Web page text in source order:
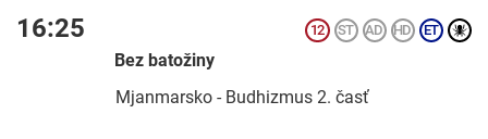
16:25
Bez batožiny
Mjanmarsko - Budhizmus 2. časť